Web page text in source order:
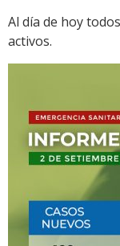
Al día de hoy
activos.